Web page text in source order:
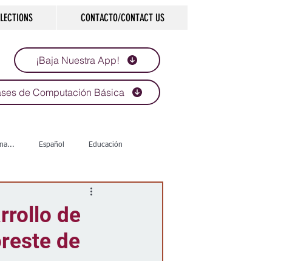
CONTACTO/CONTACT US
¡Baja Nuestra App!
de Computación Básica
Español Educación
Historias que inspiran
de
de